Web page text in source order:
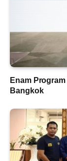
Enam
Bangkok